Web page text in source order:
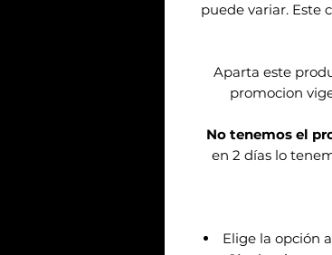
puede variar. Este
Aparta este
promocion
No tenemos el
en 2 días lo
Elige la opción